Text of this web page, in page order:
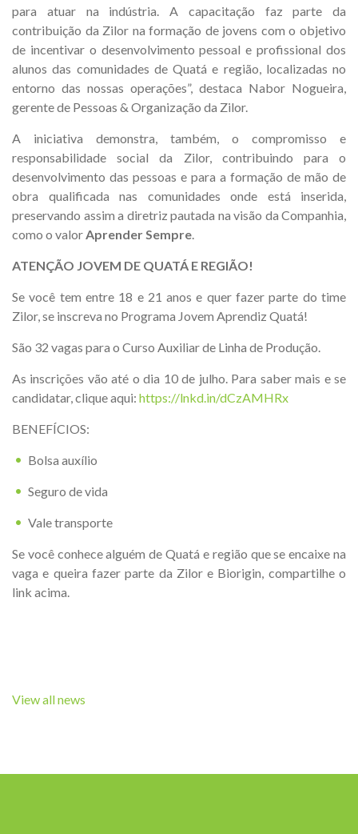
para atuar na indústria. A capacitação faz parte da
contribuição da Zilor na formação de jovens com o objetivo
de incentivar o desenvolvimento pessoal e profissional dos
alunos das comunidades de Quatá e região, localizadas no
entorno das nossas operações”, destaca Nabor Nogueira,
gerente de Pessoas & Organização da Zilor.
A iniciativa demonstra, também, o compromisso e
responsabilidade social da Zilor, contribuindo para o
desenvolvimento das pessoas e para a formação de mão de
obra qualificada nas comunidades onde está inserida,
preservando assim a diretriz pautada na visão da Companhia,
como o valorAprender Sempre.
ATENÇÃO JOVEM DE QUATÁ E REGIÃO!
Se você tem entre 18 e 21 anos e quer fazer parte do time
Zilor, se inscreva no Programa Jovem Aprendiz Quatá!
São 32 vagas para o Curso Auxiliar de Linha de Produção.
As inscrições vão até o dia 10 de julho. Para saber mais e se
candidatar, clique aqui: https://lnkd.in/dCzAMHRx
BENEFÍCIOS:
Bolsa auxílio
Seguro de vida
Vale transporte
Se você conhece alguém de Quatá e região que se encaixe na
vaga e queira fazer parte da Zilor e Biorigin, compartilhe o
link acima.
View all news